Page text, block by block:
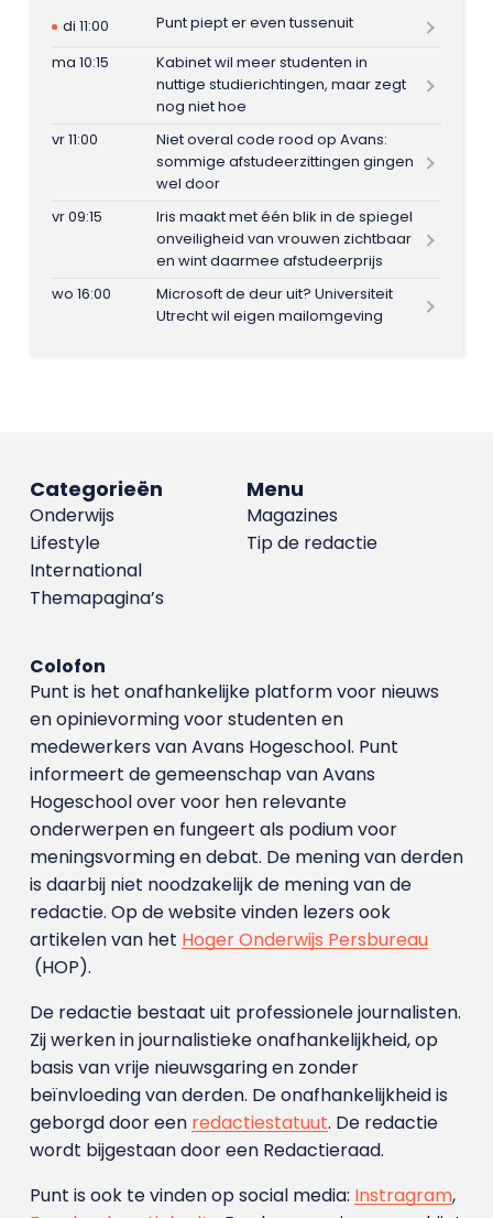
di 11:00
Punt piept er even tussenuit
ma 10:15
Kabinet wil meer studenten in
nuttige studierichtingen, maar zegt
nog niet hoe
vr 11:00
Niet overal code rood op Avans:
sommige afstudeerzittingen gingen
wel door
vr 09:15
Iris maakt met één blik in de spiegel
onveiligheid van vrouwen zichtbaar
en wint daarmee afstudeerprijs
wo 16:00
Microsoft de deur uit? Universiteit
Utrecht wil eigen mailomgeving
Menu
Magazines
Tip de redactie
Categorieën
Onderwijs
Lifestyle
International
Themapagina’s
Colofon
Punt is het onafhankelijke platform voor nieuws
en opinievorming voor studenten en
medewerkers van Avans Hoge­school. Punt
informeert de gemeenschap van Avans
Hogeschool over voor hen relevante
onderwerpen en fungeert als podium voor
meningsvorming en debat. De mening van derden
is daarbij niet noodzakelijk de mening van de
redactie. Op de website vinden lezers ook
artikelen van het Hoger Onderwijs Persbureau
(HOP).
De redactie bestaat uit professionele journalisten.
Zij werken in journalistieke onafhankelijkheid, op
basis van vrije nieuwsgaring en zonder
beïnvloeding van derden. De onafhankelijkheid is
geborgd door een redactiestatuut. De redactie
wordt bijgestaan door een Redactieraad.
Punt is ook te vinden op social media: Instragram,